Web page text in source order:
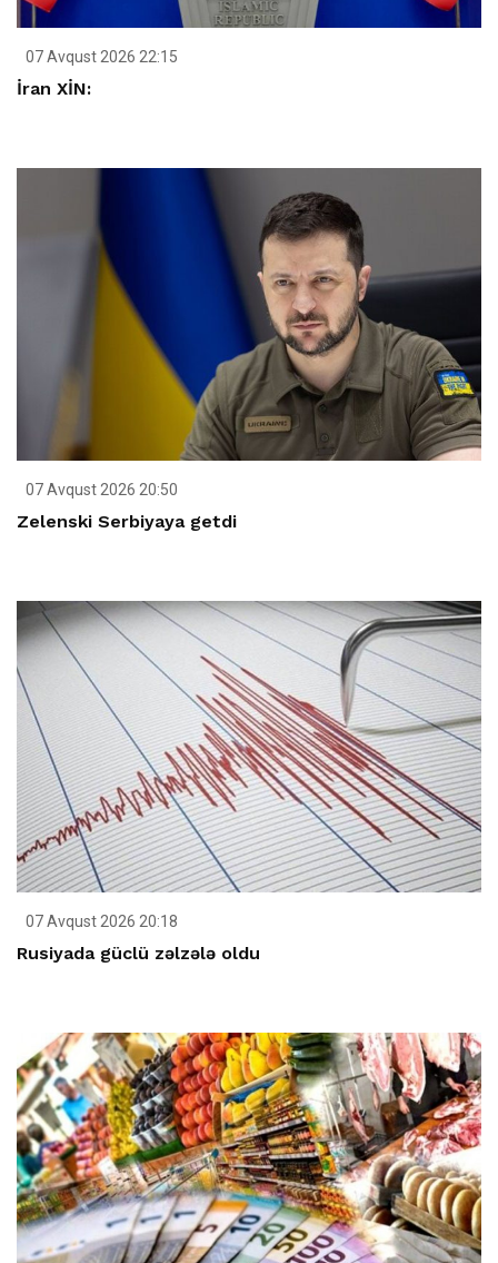
07 Avqust 2026 22:15
İran XİN:
07 Avqust 2026 20:50
Zelenski Serbiyaya getdi
07 Avqust 2026 20:18
Rusiyada güclü zəlzələ oldu